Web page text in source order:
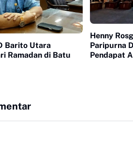
Barito Utara
Ramadan di Batu
Henny
Paripurna
Pendapat